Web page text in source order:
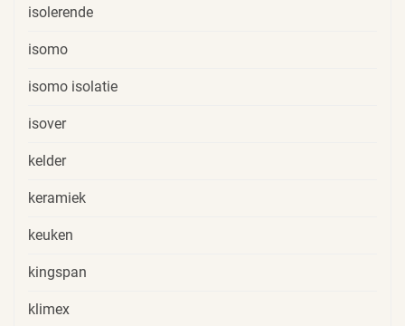
isolerende
isomo
isomo isolatie
isover
kelder
keramiek
keuken
kingspan
klimex